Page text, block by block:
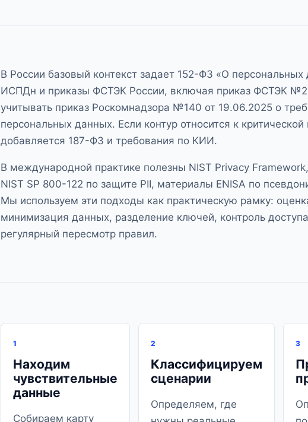
В России базовый контекст задает 152-ФЗ «О персональных
ИСПДн и приказы ФСТЭК России, включая приказ ФСТЭК
учитывать приказ Роскомнадзора №140 от 19.06.2025 о
персональных данных. Если контур относится к
добавляется 187-ФЗ и требования по КИИ.
В международной практике полезны NIST Privacy Framework,
NIST SP 800-122 по защите PII, материалы ENISA по
Мы используем эти подходы как практическую рамку:
минимизация данных, разделение ключей, контроль
регулярный пересмотр правил.
1
Находим
чувствительные
данные
Собираем карту
2
Классифицируем
сценарии
Определяем, где
3